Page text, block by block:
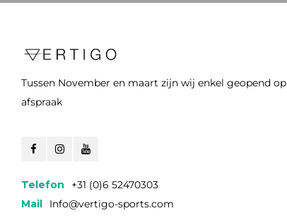
Tussen November en maart zijn wij enkel geopend op
afspraak
Telefon
+31 (0)6 52470303
Mail
Info@vertigo-sports.com